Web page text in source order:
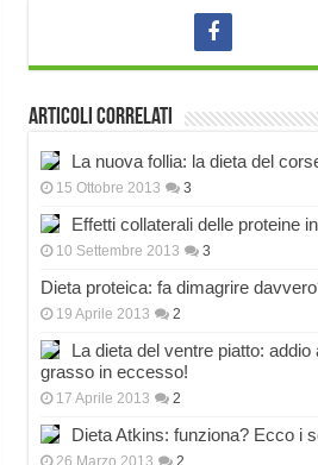
Articoli correlati
La nuova follia: la dieta del
15 Ottobre 2013 3
Effetti collaterali delle proteine
10 Settembre 2013 3
Dieta proteica: fa dimagrire
19 Aprile 2013 2
La dieta del ventre piatto: addio
grasso in eccesso!
17 Aprile 2013 2
Dieta Atkins: funziona? Ecco i
26 Marzo 2013 2